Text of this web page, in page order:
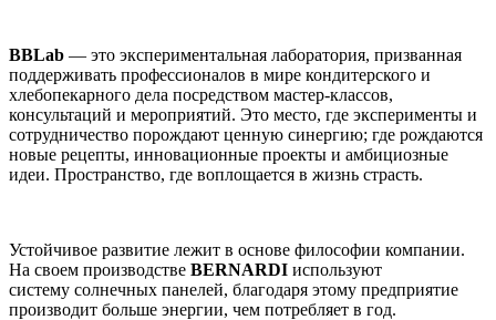
BBLab — это экспериментальная лаборатория, призванная
поддерживать профессионалов в мире кондитерского и
хлебопекарного дела посредством мастер-классов,
консультаций и мероприятий. Это место, где эксперименты и
сотрудничество порождают ценную синергию; где рождаются
новые рецепты, инновационные проекты и амбициозные
идеи. Пространство, где воплощается в жизнь страсть.
Устойчивое развитие лежит в основе философии компании.
На своем производстве BERNARDI используют
систему солнечных панелей, благодаря этому предприятие
производит больше энергии, чем потребляет в год.